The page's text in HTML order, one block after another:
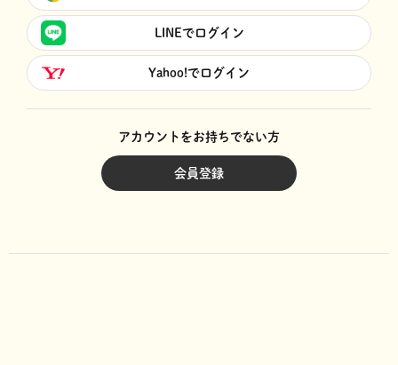
LINEでログイン
Yahoo!でログイン
アカウントをお持ちでない方
会員登録